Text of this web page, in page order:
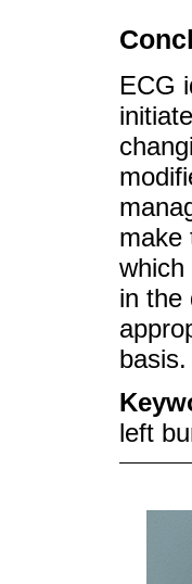
ECG
make
which
in the
basis.
left